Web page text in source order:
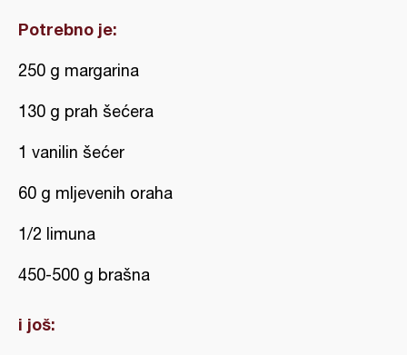
Potrebno je:
250 g margarina
130 g prah šećera
1 vanilin šećer
60 g mljevenih oraha
1/2 limuna
450-500 g brašna
i još: